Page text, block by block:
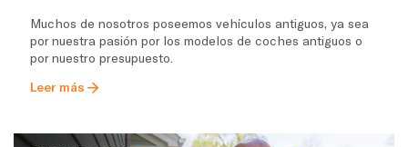
Muchos de nosotros poseemos vehículos antiguos, ya sea
por nuestra pasión por los modelos de coches antiguos o
por nuestro presupuesto.
Leer más